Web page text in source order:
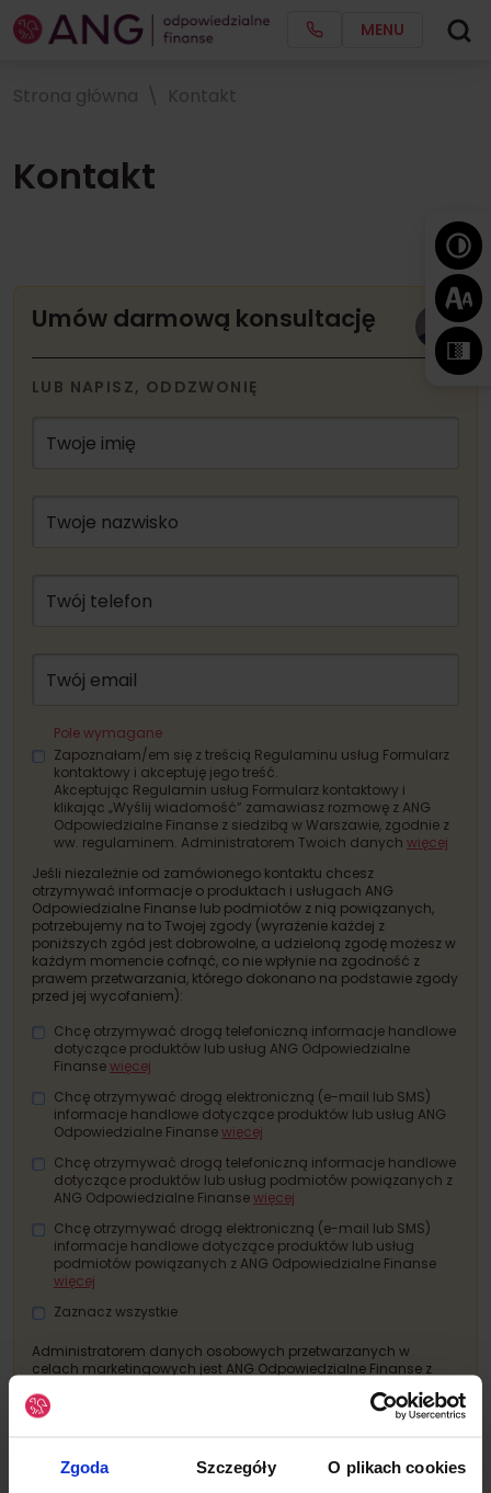
Zgoda Szczegóły O plikach cookies
MENU
Strona główna Kontakt
Kontakt
Umów darmową konsultację
LUB NAPISZ, ODDZWONIĘ
Twoje imię
Twoje nazwisko
Twój telefon
Twój email
Pole wymagane
Zapoznałam/em się z treścią Regulaminu usług Formularz
kontaktowy i akceptuję jego treść.
Akceptując Regulamin usług Formularz kontaktowy i
klikając „Wyślij wiadomość” zamawiasz rozmowę z ANG
Odpowiedzialne Finanse z siedzibą w Warszawie, zgodnie z
ww. regulaminem. Administratorem Twoich danych więcej
Jeśli niezależnie od zamówionego kontaktu chcesz
otrzymywać informacje o produktach i usługach ANG
Odpowiedzialne Finanse lub podmiotów z nią powiązanych,
potrzebujemy na to Twojej zgody (wyrażenie każdej z
poniższych zgód jest dobrowolne, a udzieloną zgodę możesz w
każdym momencie cofnąć, co nie wpłynie na zgodność z
prawem przetwarzania, którego dokonano na podstawie zgody
przed jej wycofaniem):
Chcę otrzymywać drogą telefoniczną informacje handlowe
dotyczące produktów lub usług ANG Odpowiedzialne
Finansewięcej
Chcę otrzymywać drogą elektroniczną (e-mail lub SMS)
informacje handlowe dotyczące produktów lub usług ANG
Odpowiedzialne Finansewięcej
Chcę otrzymywać drogą telefoniczną informacje handlowe
dotyczące produktów lub usług podmiotów powiązanych z
ANG Odpowiedzialne Finansewięcej
Chcę otrzymywać drogą elektroniczną (e-mail lub SMS)
informacje handlowe dotyczące produktów lub usług
podmiotów powiązanych z ANG Odpowiedzialne Finanse
więcej
Zaznacz wszystkie
Administratorem danych osobowych przetwarzanych w
celach marketingowych jest ANG Odpowiedzialne Finanse z
przetwarzaniu danych i przysługujących prawach znajdują się
wPolityce prywatności.